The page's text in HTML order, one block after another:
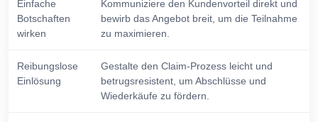
Einfache
Botschaften
wirken
Kommuniziere den Kundenvorteil direkt und
bewirb das Angebot breit, um die Teilnahme
zu maximieren.
Reibungslose
Einlösung
Gestalte den Claim-Prozess leicht und
betrugsresistent, um Abschlüsse und
Wiederkäufe zu fördern.